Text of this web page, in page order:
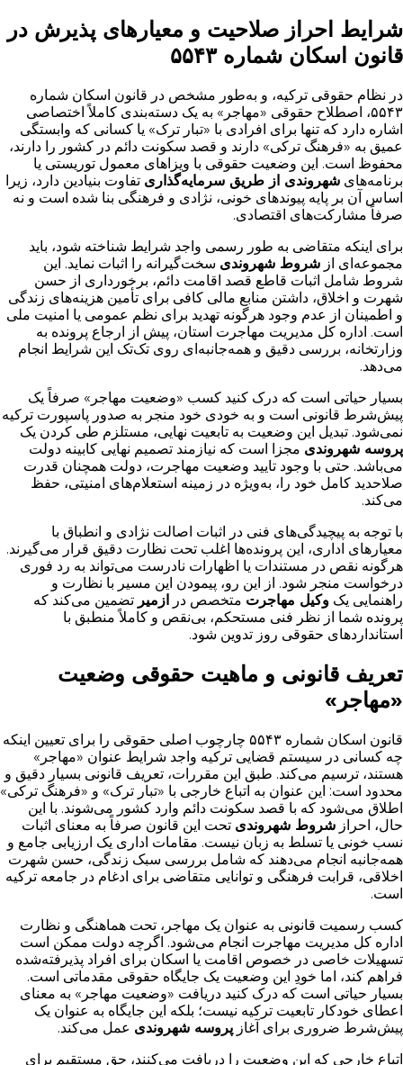
شرایط احراز صلاحیت و معیارهای پذیرش در
قانون اسکان شماره ۵۵۴۳
در نظام حقوقی ترکیه، و به‌طور مشخص در قانون اسکان شماره
۵۵۴۳، اصطلاح حقوقی «مهاجر» به یک دسته‌بندی کاملاً اختصاصی
اشاره دارد که تنها برای افرادی با «تبار ترک» یا کسانی که وابستگی
عمیق به «فرهنگ ترکی» دارند و قصد سکونت دائم در کشور را دارند،
محفوظ است. این وضعیت حقوقی با ویزاهای معمول توریستی یا
برنامه‌های شهروندی از طریق سرمایه‌گذاری تفاوت بنیادین دارد، زیرا
اساس آن بر پایه پیوندهای خونی، نژادی و فرهنگی بنا شده است و نه
صرفاً مشارکت‌های اقتصادی.
برای اینکه متقاضی به طور رسمی واجد شرایط شناخته شود، باید
مجموعه‌ای از شروط شهروندی سخت‌گیرانه را اثبات نماید. این
شروط شامل اثبات قاطع قصد اقامت دائم، برخورداری از حسن
شهرت و اخلاق، داشتن منابع مالی کافی برای تأمین هزینه‌های زندگی
و اطمینان از عدم وجود هرگونه تهدید برای نظم عمومی یا امنیت ملی
است. اداره کل مدیریت مهاجرت استان، پیش از ارجاع پرونده به
وزارتخانه، بررسی دقیق و همه‌جانبه‌ای روی تک‌تک این شرایط انجام
می‌دهد.
بسیار حیاتی است که درک کنید کسب «وضعیت مهاجر» صرفاً یک
پیش‌شرط قانونی است و به خودی خود منجر به صدور پاسپورت ترکیه
نمی‌شود. تبدیل این وضعیت به تابعیت نهایی، مستلزم طی کردن یک
پروسه شهروندی مجزا است که نیازمند تصمیم نهایی کابینه دولت
می‌باشد. حتی با وجود تایید وضعیت مهاجرت، دولت همچنان قدرت
صلاحدید کامل خود را، به‌ویژه در زمینه استعلام‌های امنیتی، حفظ
می‌کند.
با توجه به پیچیدگی‌های فنی در اثبات اصالت نژادی و انطباق با
معیارهای اداری، این پرونده‌ها اغلب تحت نظارت دقیق قرار می‌گیرند.
هرگونه نقص در مستندات یا اظهارات نادرست می‌تواند به رد فوری
درخواست منجر شود. از این رو، پیمودن این مسیر با نظارت و
راهنمایی یک وکیل مهاجرت متخصص در ازمیر تضمین می‌کند که
پرونده شما از نظر فنی مستحکم، بی‌نقص و کاملاً منطبق با
استانداردهای حقوقی روز تدوین شود.
تعریف قانونی و ماهیت حقوقی وضعیت
«مهاجر»
قانون اسکان شماره ۵۵۴۳ چارچوب اصلی حقوقی را برای تعیین اینکه
چه کسانی در سیستم قضایی ترکیه واجد شرایط عنوان «مهاجر»
هستند، ترسیم می‌کند. طبق این مقررات، تعریف قانونی بسیار دقیق و
محدود است: این عنوان به اتباع خارجی با «تبار ترک» و «فرهنگ ترکی»
اطلاق می‌شود که با قصد سکونت دائم وارد کشور می‌شوند. با این
حال، احراز شروط شهروندی تحت این قانون صرفاً به معنای اثبات
نسب خونی یا تسلط به زبان نیست. مقامات اداری یک ارزیابی جامع و
همه‌جانبه انجام می‌دهند که شامل بررسی سبک زندگی، حسن شهرت
اخلاقی، قرابت فرهنگی و توانایی متقاضی برای ادغام در جامعه ترکیه
است.
کسب رسمیت قانونی به عنوان یک مهاجر، تحت هماهنگی و نظارت
اداره کل مدیریت مهاجرت انجام می‌شود. اگرچه دولت ممکن است
تسهیلات خاصی در خصوص اقامت یا اسکان برای افراد پذیرفته‌شده
فراهم کند، اما خودِ این وضعیت یک جایگاه حقوقی مقدماتی است.
بسیار حیاتی است که درک کنید دریافت «وضعیت مهاجر» به معنای
اعطای خودکار تابعیت ترکیه نیست؛ بلکه این جایگاه به عنوان یک
پیش‌شرط ضروری برای آغاز پروسه شهروندی عمل می‌کند.
اتباع خارجی که این وضعیت را دریافت می‌کنند، حق مستقیم برای